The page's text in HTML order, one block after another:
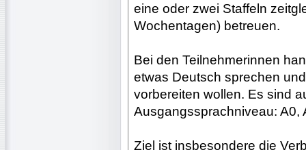
eine oder zwei Staffeln
Wochentagen) betreuen.
Bei den Teilnehmerinnen
etwas Deutsch sprechen
vorbereiten wollen. Es sind
Ausgangssprachniveau: A0,
Ziel ist insbesondere die